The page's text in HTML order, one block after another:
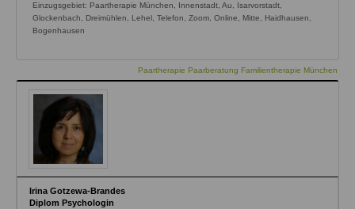
Einzugsgebiet: Paartherapie München, Innenstadt, Au, Isarvorstadt,
Glockenbach, Dreimühlen, Lehel, Telefon, Zoom, Online, Mitte, Haidhausen,
Bogenhausen
Paartherapie Paarberatung Familientherapie München
Irina Gotzewa-Brandes
Diplom Psychologin